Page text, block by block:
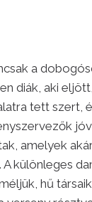
a
diák, aki
tett szert,
amelyek
különleges
hű